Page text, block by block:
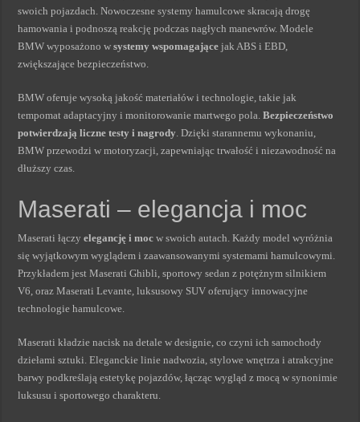
swoich pojazdach. Nowoczesne systemy hamulcowe skracają drogę
hamowania i podnoszą reakcję podczas nagłych manewrów. Modele
BMW wyposażono wsystemy wspomagające jak ABS i EBD,
zwiększające bezpieczeństwo.
BMW oferuje wysoką jakość materiałów i technologie, takie jak
tempomat adaptacyjny i monitorowanie martwego pola.Bezpieczeństwo
potwierdzają liczne testy i nagrody. Dzięki starannemu wykonaniu,
BMW przewodzi w motoryzacji, zapewniając trwałość i niezawodność na
dłuższy czas.
Maserati – elegancja i moc
Maserati łączyelegancję i moc w swoich autach. Każdy model wyróżnia
się wyjątkowym wyglądem i zaawansowanymi systemami hamulcowymi.
Przykładem jest Maserati Ghibli, sportowy sedan z potężnym silnikiem
V6, oraz Maserati Levante, luksusowy SUV oferujący innowacyjne
technologie hamulcowe.
Maserati kładzie nacisk na detale w designie, co czyni ich samochody
dziełami sztuki. Eleganckie linie nadwozia, stylowe wnętrza i atrakcyjne
barwy podkreślają estetykę pojazdów, łącząc wygląd z mocą w synonimie
luksusu i sportowego charakteru.